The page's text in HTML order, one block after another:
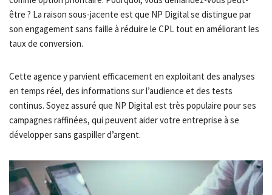
être ? La raison sous-jacente est que NP Digital se distingue par
son engagement sans faille à réduire le CPL tout en améliorant les
taux de conversion.
Cette agence y parvient efficacement en exploitant des analyses
en temps réel, des informations sur l’audience et des tests
continus. Soyez assuré que NP Digital est très populaire pour ses
campagnes raffinées, qui peuvent aider votre entreprise à se
développer sans gaspiller d’argent.